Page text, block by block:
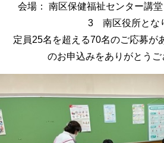
会場： 南区保健福祉センター講
3 南区役所とな
定員25名を超える70名のご応募が
のお申込みをありがとうご